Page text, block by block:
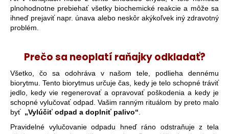
plnohodnotne prebiehať všetky biochemické reakcie a môže sa
ihneď prejaviť napr. únava alebo neskôr akýkoľvek iný zdravotný
problém.
Prečo sa neoplatí raňajky odkladať?
Všetko, čo sa odohráva v našom tele, podlieha dennému
biorytmu. Tento biorytmus určuje čas, kedy je telo schopné tráviť
jedlo, kedy vie regenerovať a opravovať poškodenia a kedy je
schopné vylučovať odpad. Vašim ranným rituálom by preto malo
byť „Vylúčiť odpad a doplniť palivo“
Pravidelné vylučovanie odpadu hneď ráno odstraňuje z tela